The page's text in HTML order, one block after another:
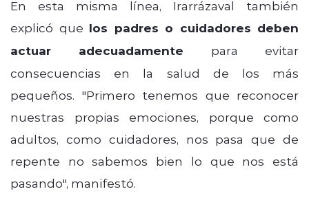
En esta misma línea, Irarrázaval también
explicó que los padres o cuidadores deben
actuar adecuadamente para evitar
consecuencias en la salud de los más
pequeños. "Primero tenemos que reconocer
nuestras propias emociones, porque como
adultos, como cuidadores, nos pasa que de
repente
no sabemos bien lo que nos está
pasando", manifestó.